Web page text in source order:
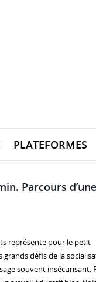
PLATEFORMES
Parcours
représente pour le petit
grands défis de la
souvent insécurisant.